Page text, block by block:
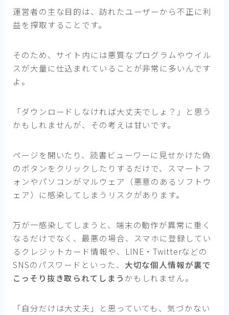
運営者の主な目的は、訪れたユーザーから不正に利
益を搾取することです。
そのため、サイト内には悪質なプログラムやウイル
スが大量に仕込まれていることが非常に多いんです
よ。
「ダウンロードしなければ大丈夫でしょ？」と思う
かもしれませんが、その考えは甘いです。
ページを開いたり、読書ビューワーに見せかけた偽
のボタンをクリックしたりするだけで、スマートフ
ォンやパソコンがマルウェア（悪意のあるソフトウ
ェア）に感染してしまうリスクがあります。
万が一感染してしまうと、端末の動作が異常に重く
なるだけでなく、最悪の場合、スマホに登録してい
るクレジットカード情報や、LINE・Twitterなどの
SNSのパスワードといった、 大切な個人情報が裏で
こっそり抜き取られてしまう かもしれません。
「自分だけは大丈夫」と思っていても、気づかない